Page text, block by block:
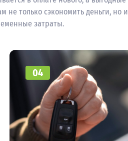
не только сэкономить деньги, но и
затраты.
04